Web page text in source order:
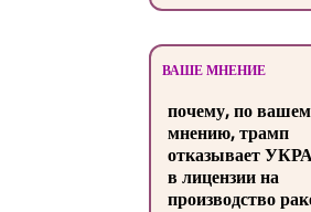
ВАШЕ МНЕНИЕ
почему, по
мнению, трамп
отказывает
в лицензии на
производство